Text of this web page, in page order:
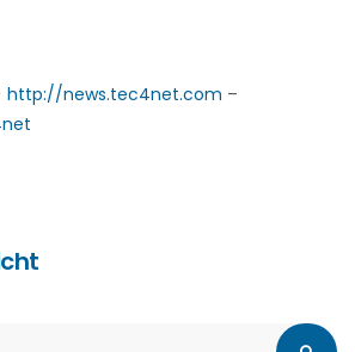
http://news.tec4net.com –